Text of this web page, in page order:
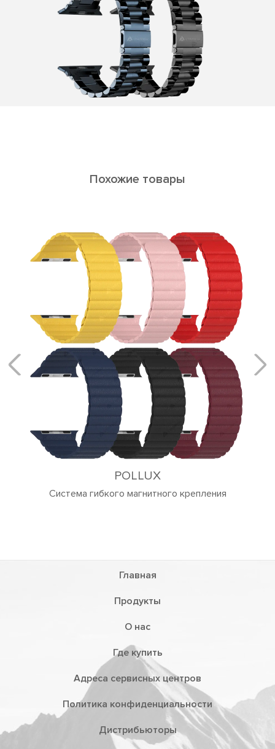
Похожие товары
NEMBUS
Кожаные ремешки
Главная
Продукты
О нас
Где купить
Адреса сервисных центров
Политика конфиденциальности
Дистрибьюторы